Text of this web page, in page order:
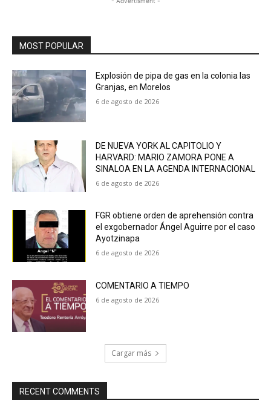
MOST POPULAR
Explosión de pipa de gas en la colonia las
Granjas, en Morelos
6 de agosto de 2026
DE NUEVA YORK AL CAPITOLIO Y
HARVARD: MARIO ZAMORA PONE A
SINALOA EN LA AGENDA INTERNACIONAL
6 de agosto de 2026
FGR obtiene orden de aprehensión contra
el exgobernador Ángel Aguirre por el caso
Ayotzinapa
6 de agosto de 2026
COMENTARIO A TIEMPO
6 de agosto de 2026
Cargar más
RECENT COMMENTS